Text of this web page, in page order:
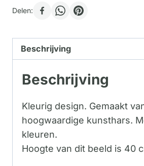
Delen:
Beschrijving
Beschrijving
Kleurig design. Gemaakt
hoogwaardige kunsthars.
kleuren.
Hoogte van dit beeld is 40